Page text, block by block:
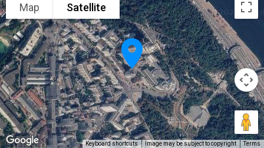
Map Satellite
Keyboard shortcuts Image may be subject to copyright Terms